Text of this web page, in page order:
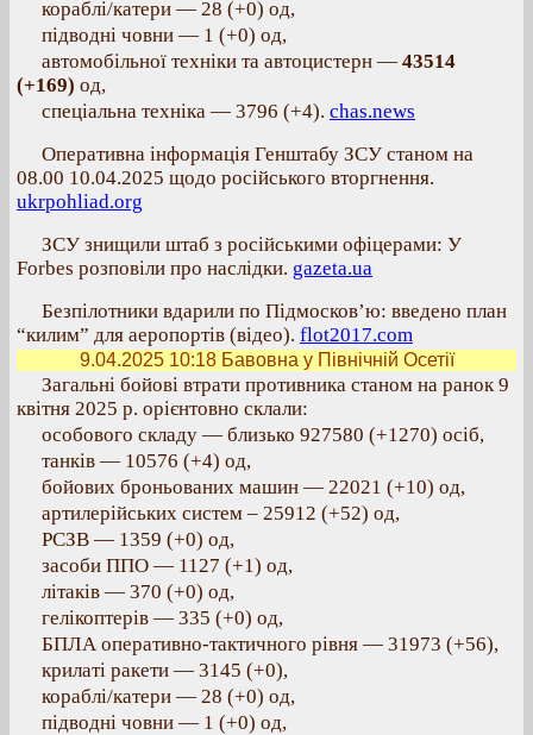
кораблі/катери — 28 (+0) од,
підводні човни — 1 (+0) од,
автомобільної техніки та автоцистерн — 43514
(+169) од,
спеціальна техніка — 3796 (+4). chas.news
Оперативна інформація Генштабу ЗСУ станом на
08.00 10.04.2025 щодо російського вторгнення.
ukrpohliad.org
ЗСУ знищили штаб з російськими офіцерами: У
Forbes розповіли про наслідки. gazeta.ua
Безпілотники вдарили по Підмосков’ю: введено план
“килим” для аеропортів (відео). flot2017.com
9.04.2025 10:18Бавовна у Північній Осетії
Загальні бойові втрати противника станом на ранок 9
квітня 2025 р. орієнтовно склали:
особового складу — близько 927580 (+1270) осіб,
танків — 10576 (+4) од,
бойових броньованих машин — 22021 (+10) од,
артилерійських систем – 25912 (+52) од,
РСЗВ — 1359 (+0) од,
засоби ППО — 1127 (+1) од,
літаків — 370 (+0) од,
гелікоптерів — 335 (+0) од,
БПЛА оперативно-тактичного рівня — 31973 (+56),
крилаті ракети — 3145 (+0),
кораблі/катери — 28 (+0) од,
підводні човни — 1 (+0) од,